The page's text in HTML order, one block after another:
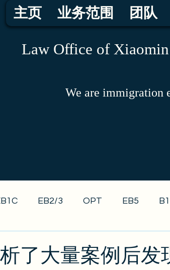
主页 业务范围 团队
Law Office of Xiaomin
We are immigration
EB2/3 OPT EB5
了大量案例后发